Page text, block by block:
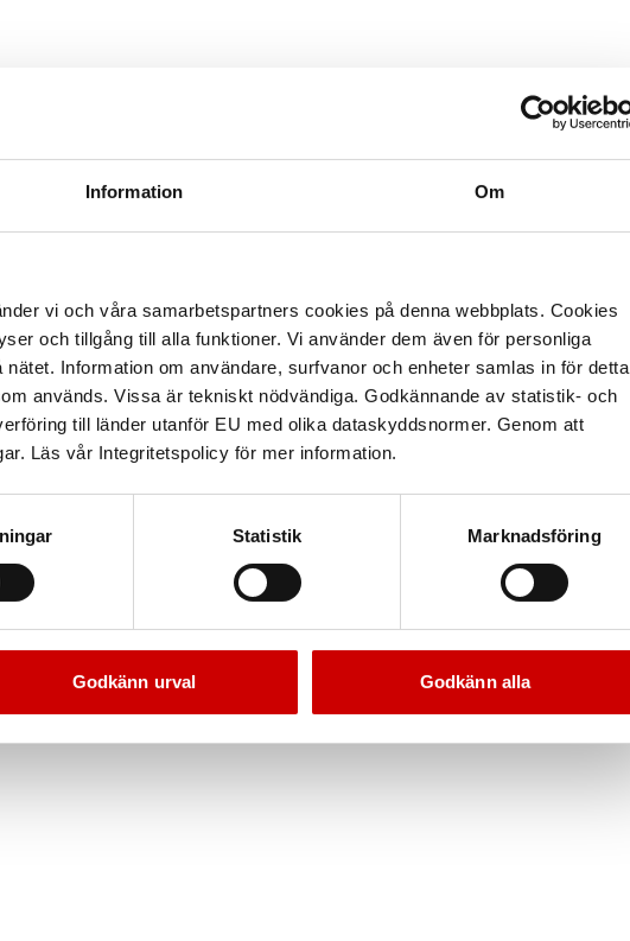
Information Om
vi och våra samarbetspartners cookies på denna webbplats. Cookies
och tillgång till alla funktioner. Vi använder dem även för personliga
Information om användare, surfvanor och enheter samlas in för detta
används. Vissa är tekniskt nödvändiga. Godkännande av statistik- och
till länder utanför EU med olika dataskyddsnormer. Genom att
Läs vår Integritetspolicy för mer information.
Statistik Marknadsföring
Godkänn urval Godkänn alla
Länna
Norrtull
Västberga
Uppsala
Växjö
Östersund